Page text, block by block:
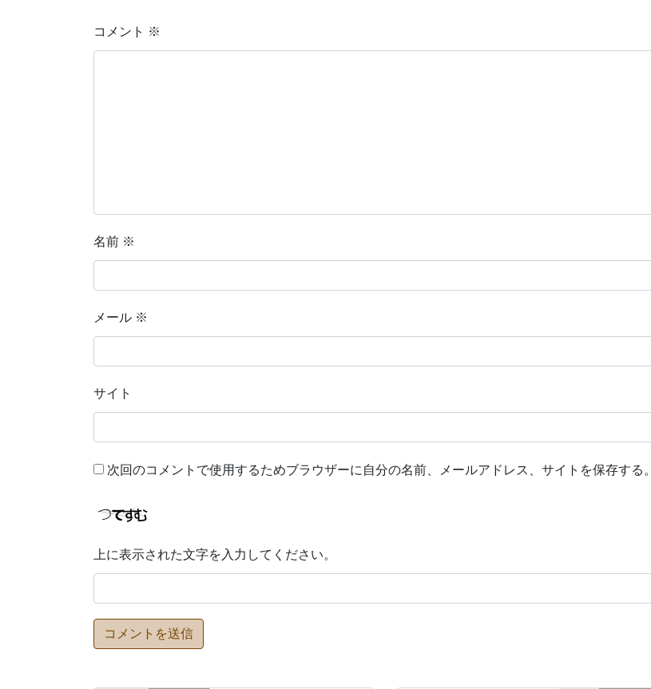
コメント ※
名前 ※
メール ※
サイト
次回のコメントで使用するためブラウザーに自分の名前、メールアドレス、サイトを保存する。
上に表示された文字を入力してください。